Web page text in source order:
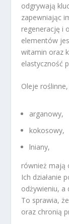
odgrywają
zapewniając
regenerację i
elementów
witamin oraz
elastyczność
Oleje
arganowy,
kokosowy,
lniany,
również mają
Ich działanie
odżywieniu,
To sprawia,
oraz chronią